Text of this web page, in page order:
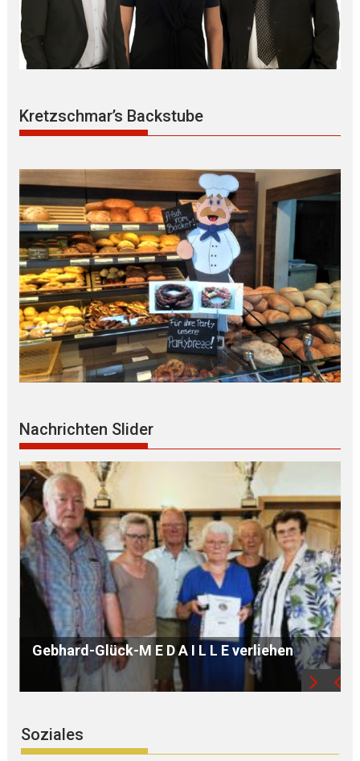
Kretzschmar’s Backstube
Nachrichten Slider
B Ü R G E R S P R E C H S T U N D E mit Ursula
WEGER
Soziales